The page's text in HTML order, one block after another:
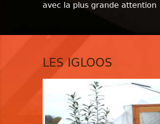
avec la plus grande attention
LES IGLOOS